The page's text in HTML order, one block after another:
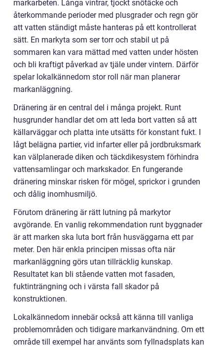
markarbeten. Långa vintrar, tjockt snötäcke och
återkommande perioder med plusgrader och regn gör
att vatten ständigt måste hanteras på ett kontrollerat
sätt. En markyta som ser torr och stabil ut på
sommaren kan vara mättad med vatten under hösten
och bli kraftigt påverkad av tjäle under vintern. Därför
spelar lokalkännedom stor roll när man planerar
markanläggning.
Dränering är en central del i många projekt. Runt
husgrunder handlar det om att leda bort vatten så att
källarväggar och platta inte utsätts för konstant fukt. I
lågt belägna partier, vid infarter eller på jordbruksmark
kan välplanerade diken och täckdikesystem förhindra
vattensamlingar och markskador. En fungerande
dränering minskar risken för mögel, sprickor i grunden
och dålig inomhusmiljö.
Förutom dränering är rätt lutning på markytor
avgörande. En vanlig rekommendation runt byggnader
är att marken ska luta bort från husväggarna ett par
meter. Den här enkla principen missas ofta när
markanläggning görs utan tillräcklig kunskap.
Resultatet kan bli stående vatten mot fasaden,
fuktinträngning och i värsta fall skador på
konstruktionen.
Lokalkännedom innebär också att känna till vanliga
problemområden och tidigare markanvändning. Om ett
område till exempel har använts som fyllnadsplats kan